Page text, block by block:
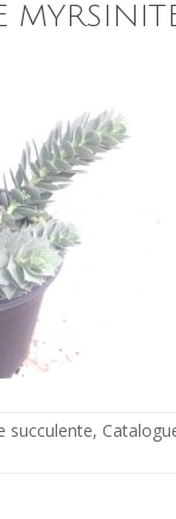
succulente,